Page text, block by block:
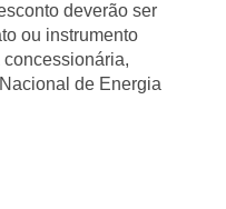
deverão ser
ou instrumento
de Energia